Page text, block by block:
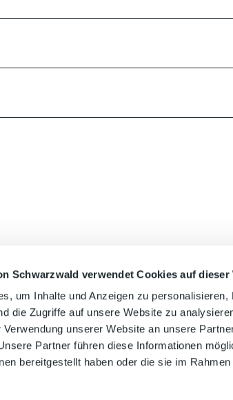
Schwarzwald verwendet Cookies auf dieser
um Inhalte und Anzeigen zu
die Zugriffe auf unsere Website zu
unserer Website an unsere
Partner führen diese Informationen
bereitgestellt haben oder die sie im